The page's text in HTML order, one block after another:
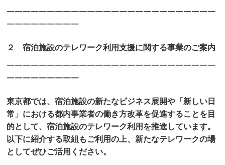
￣￣￣￣￣￣￣￣￣￣￣￣￣￣￣￣￣￣￣￣￣￣￣￣￣￣
￣￣￣￣￣￣￣￣￣
２ 宿泊施設のテレワーク利用支援に関する事業のご案内
￣￣￣￣￣￣￣￣￣￣￣￣￣￣￣￣￣￣￣￣￣￣￣￣￣￣
￣￣￣￣￣￣￣￣￣
東京都では、宿泊施設の新たなビジネス展開や「新しい日
常」における都内事業者の働き方改革を促進することを目
的として、宿泊施設のテレワーク利用を推進しています。
以下に紹介する取組もご利用の上、新たなテレワークの場
としてぜひご活用ください。